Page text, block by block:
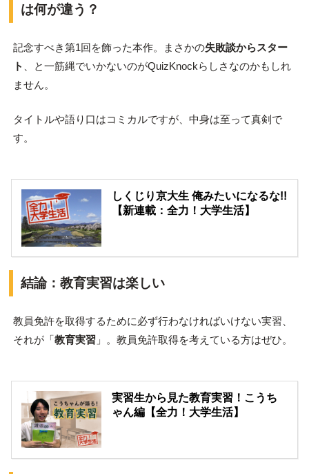
は何が違う？
記念すべき第1回を飾った本作。まさかの失敗談からスター
ト 、と一筋縄でいかないのがQuizKnockらしさなのかもしれ
ません。
タイトルや語り口はコミカルですが、中身は至って真剣で
す。
しくじり京大生 俺みたいになるな!!
【新連載：全力！大学生活】
結論：教育実習は楽しい
教員免許を取得するために必ず行わなければいけない実習、
それが「教育実習 」。教員免許取得を考えている方はぜひ。
実習生から見た教育実習！こうち
ゃん編【全力！大学生活】